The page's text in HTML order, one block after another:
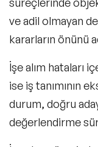
ve adil olmayan
kararların önünü
İşe alım hataları
ise iş tanımının
durum, doğru
değerlendirme